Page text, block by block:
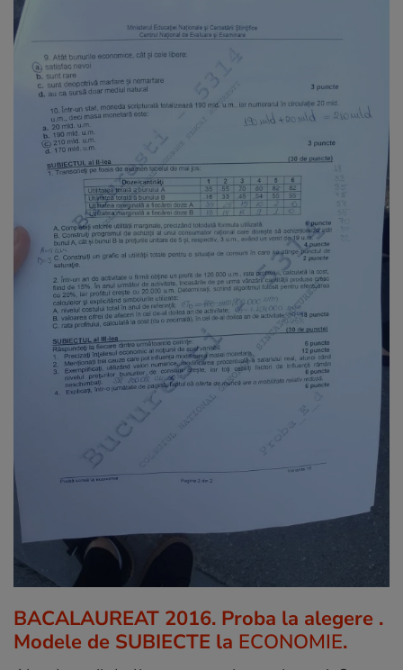
BACALAUREAT 2016. Proba la alegere .
Modele de SUBIECTE la ECONOMIE.